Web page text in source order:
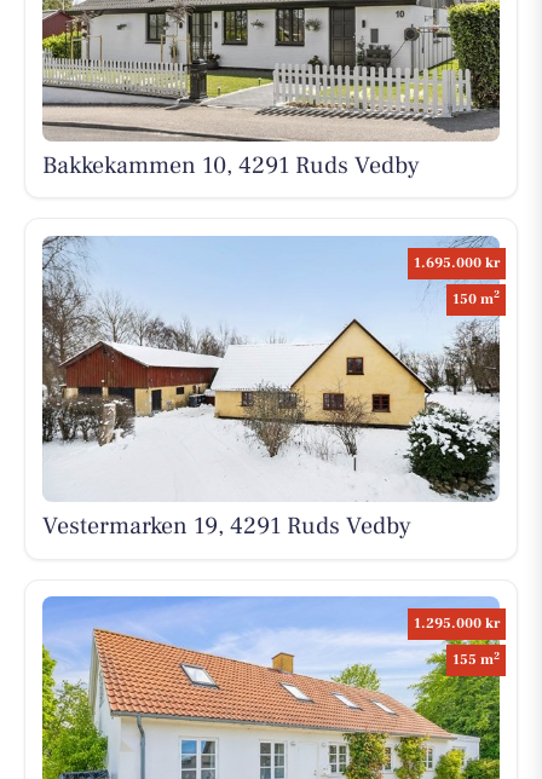
Bakkekammen 10, 4291 Ruds Vedby
1.695.000 kr
150 m2
Vestermarken 19, 4291 Ruds Vedby
1.295.000 kr
155 m2